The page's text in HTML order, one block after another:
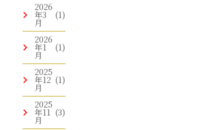
2026
年3
月
(1)
2026
年1
月
(1)
2025
年12
月
(1)
2025
年11
月
(3)